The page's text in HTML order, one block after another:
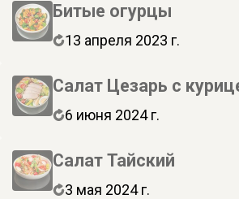
Битые огурцы
13 апреля 2023 г.
Салат Цезарь с
6 июня 2024 г.
Салат Тайский
3 мая 2024 г.